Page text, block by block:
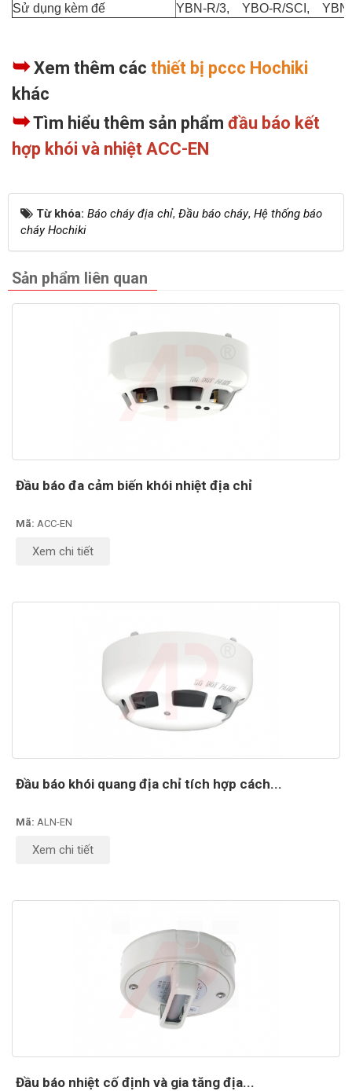
Sử dụng kèm đế YBN-R/3, YBO-R/SCI,
➥Xem thêm các thiết bị pccc Hochiki
khác
➥Tìm hiểu thêm sản phẩm đầu báo kết
hợp khói và nhiệt ACC-EN
Từ khóa: Báo cháy địa chỉ, Đầu báo cháy, Hệ thống báo
cháy Hochiki
Sản phẩm liên quan
Đầu báo đa cảm biến khói nhiệt địa chỉ
Mã: ACC-EN
Xem chi tiết
Đầu báo khói quang địa chỉ tích hợp cách...
Mã: ALN-EN
Xem chi tiết
Đầu báo nhiệt cố định và gia tăng địa...